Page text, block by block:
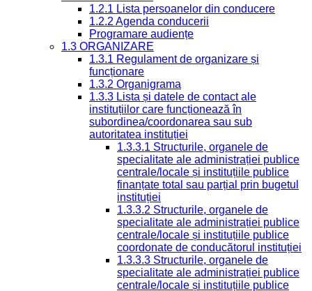
1.2.1 Lista persoanelor din conducere
1.2.2 Agenda conducerii
Programare audiențe
1.3 ORGANIZARE
1.3.1 Regulament de organizare și
funcționare
1.3.2 Organigrama
1.3.3 Lista și datele de contact ale
instituțiilor care funcționează în
subordinea/coordonarea sau sub
autoritatea instituției
1.3.3.1 Structurile, organele de
specialitate ale administrației publice
centrale/locale și instituțiile publice
finanțate total sau parțial prin bugetul
instituției
1.3.3.2 Structurile, organele de
specialitate ale administrației publice
centrale/locale și instituțiile publice
coordonate de conducătorul instituției
1.3.3.3 Structurile, organele de
specialitate ale administrației publice
centrale/locale și instituțiile publice